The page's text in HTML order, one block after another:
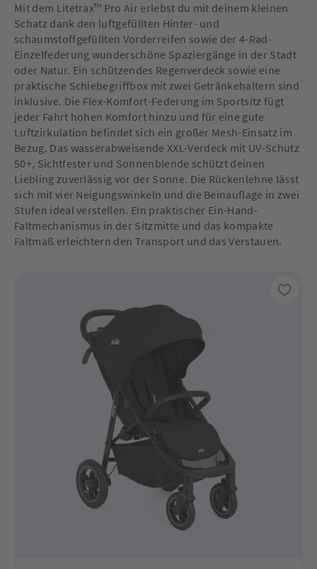
Mit dem Litetrax™ Pro Air erlebst du mit deinem kleinen
Schatz dank den luftgefüllten Hinter- und
schaumstoffgefüllten Vorderreifen sowie der 4-Rad-
Einzelfederung wunderschöne Spaziergänge in der Stadt
oder Natur. Ein schützendes Regenverdeck sowie eine
praktische Schiebegriffbox mit zwei Getränkehaltern sind
inklusive. Die Flex-Komfort-Federung im Sportsitz fügt
jeder Fahrt hohen Komfort hinzu und für eine gute
Luftzirkulation befindet sich ein großer Mesh-Einsatz im
Bezug. Das wasserabweisende XXL-Verdeck mit UV-Schutz
50+, Sichtfester und Sonnenblende schützt deinen
Liebling zuverlässig vor der Sonne. Die Rückenlehne lässt
sich mit vier Neigungswinkeln und die Beinauflage in zwei
Stufen ideal verstellen. Ein praktischer Ein-Hand-
Faltmechanismus in der Sitzmitte und das kompakte
Faltmaß erleichtern den Transport und das Verstauen.